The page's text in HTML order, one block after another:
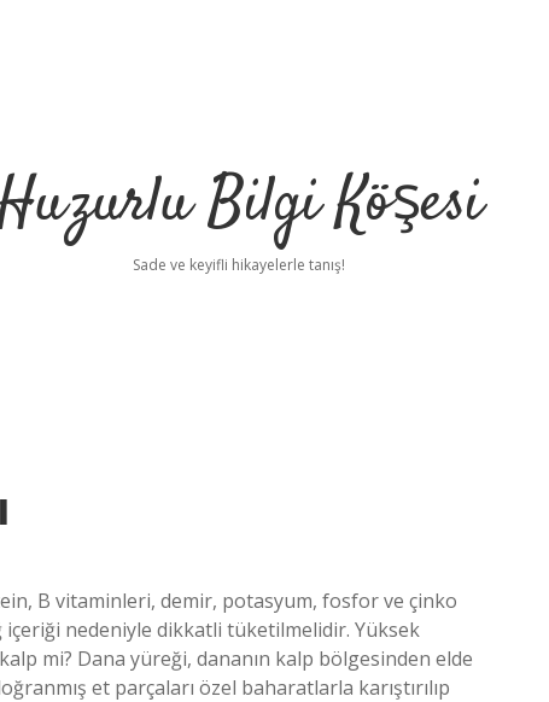
Bilgi Köşesi
Sade ve keyifli hikayelerle tanış!
B vitaminleri, demir, potasyum, fosfor ve çinko
içeriği nedeniyle dikkatli tüketilmelidir. Yüksek
mi? Dana yüreği, dananın kalp bölgesinden elde
et parçaları özel baharatlarla karıştırılıp